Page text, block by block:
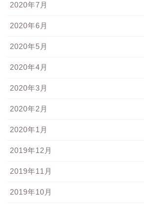
2020年7月
2020年6月
2020年5月
2020年4月
2020年3月
2020年2月
2020年1月
2019年12月
2019年11月
2019年10月